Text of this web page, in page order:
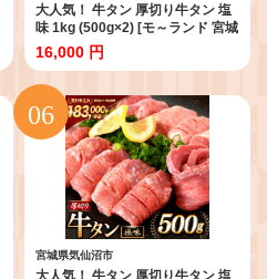
大人気！ 牛タン 厚切り牛タン 塩
味 1kg (500g×2) [モ～ランド 宮城
県 気仙沼市 20564660] 肉 牛肉 精
肉 牛たん 牛タン塩 牛たん塩 冷凍
焼肉 BBQ アウトドア バーベキュ
ー 厚切り タン
16,000 円
宮城県気仙沼市
大人気！ 牛タン 厚切り牛タン 塩